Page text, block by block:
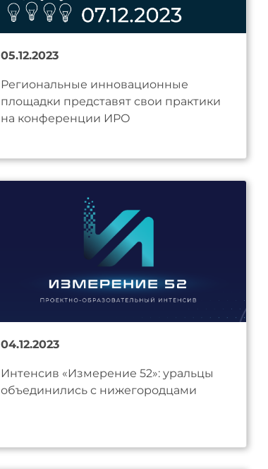
05.12.2023
Региональные инновационные
площадки представят свои практики
на конференции ИРО
04.12.2023
Интенсив «Измерение 52»: уральцы
объединились с нижегородцами